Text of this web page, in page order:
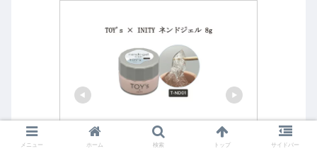
メニュー ホーム 検索 トップ サイドバー